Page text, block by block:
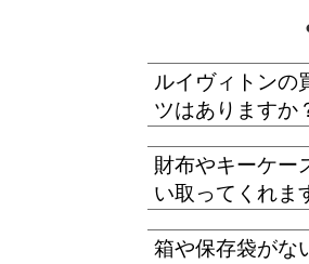
ルイヴィトンの
ツはありますか
財布やキーケー
い取ってくれま
箱や保存袋がな